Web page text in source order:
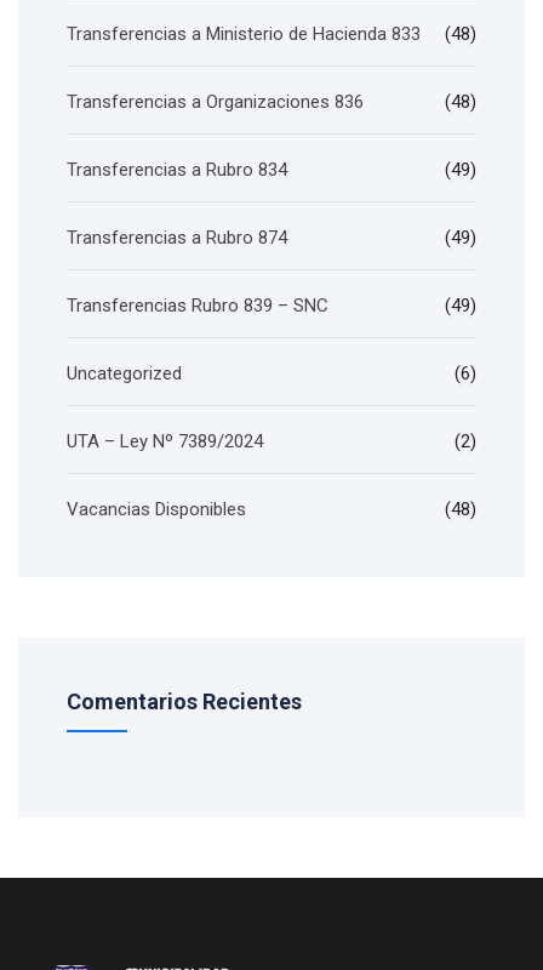
Transferencias a Ministerio de Hacienda 833 (48)
Transferencias a Organizaciones 836 (48)
Transferencias a Rubro 834 (49)
Transferencias a Rubro 874 (49)
Transferencias Rubro 839 – SNC (49)
Uncategorized (6)
UTA – Ley Nº 7389/2024 (2)
Vacancias Disponibles (48)
Comentarios Recientes